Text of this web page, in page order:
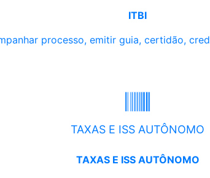
ITBI
processo, emitir guia, certidão,
TAXAS E ISS AUTÔNOMO
TAXAS E ISS AUTÔNOMO